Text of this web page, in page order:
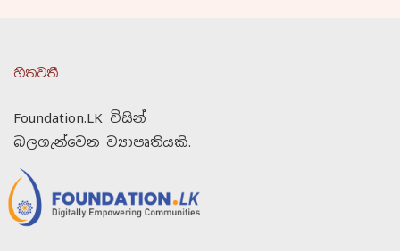
හිතවතී
Foundation.LK විසින්
බලගැන්වෙන ව්‍යාපෘතියකි.